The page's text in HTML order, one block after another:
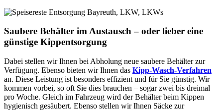
Saubere Behälter im Austausch – oder lieber eine
günstige Kippentsorgung
Dabei stellen wir Ihnen bei Abholung neue saubere Behälter zur
Verfügung. Ebenso bieten wir Ihnen das Kipp-Wasch-Verfahren
an. Diese Leistung ist besonders effizient und für Sie günstig. Wir
kommen vorbei, so oft Sie dies brauchen – sogar zwei bis dreimal
pro Woche. Gleich im Fahrzeug wird der Behälter beim Kippen
hygienisch gesäubert. Ebenso stellen wir Ihnen Säcke zur